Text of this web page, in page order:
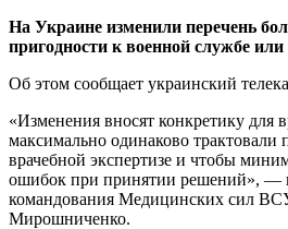
На Украине изменили перечень
пригодности к военной службе или
Об этом сообщает украинский
«Изменения вносят конкретику для
максимально одинаково трактовали
врачебной экспертизе и чтобы
ошибок при принятии решений», —
командования Медицинских сил
Мирошниченко.